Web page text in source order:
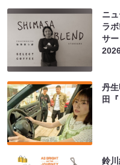
ニ
ラ
サ
丹
田
鈴